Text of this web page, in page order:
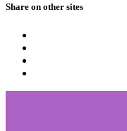
Share on other sites